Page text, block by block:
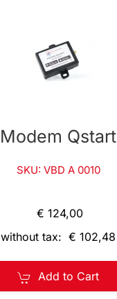
Modem Qstart
SKU: VBD A 0010
€ 124,00
without tax: € 102,48
Add to Cart